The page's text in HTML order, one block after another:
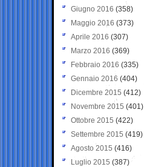
Giugno 2016 (358)
Maggio 2016 (373)
Aprile 2016 (307)
Marzo 2016 (369)
Febbraio 2016 (335)
Gennaio 2016 (404)
Dicembre 2015 (412)
Novembre 2015 (401)
Ottobre 2015 (422)
Settembre 2015 (419)
Agosto 2015 (416)
Luglio 2015 (387)